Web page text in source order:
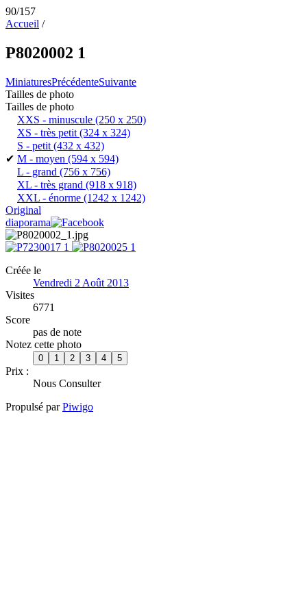
90/157
Accueil /
P8020002 1
MiniaturesPrécédenteSuivante
Tailles de photo
Tailles de photo
XXS - minuscule (250 x 250)
XS - très petit (324 x 324)
S - petit (432 x 432)
✔ M - moyen (594 x 594)
L - grand (756 x 756)
XL - très grand (918 x 918)
XXL - énorme (1242 x 1242)
Original
diaporama
Créée le
Vendredi 2 Août 2013
Visites
6771
Score
pas de note
Notez cette photo
Prix :
Nous Consulter
Propulsé parPiwigo